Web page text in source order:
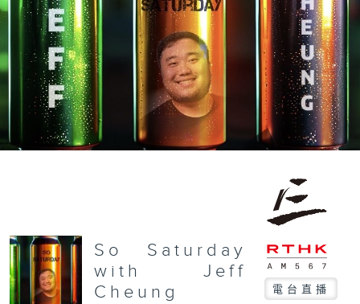
So Saturday
with Jeff
Cheung
電台直播